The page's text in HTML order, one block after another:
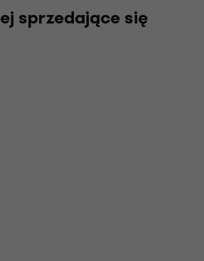
sprzedające się